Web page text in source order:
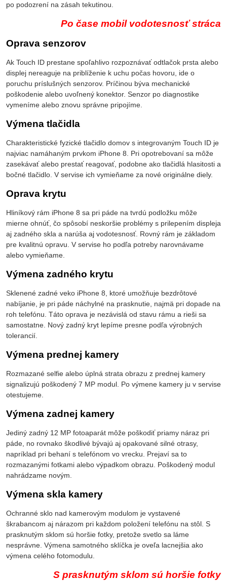
po podozrení na zásah tekutinou.
Po čase mobil vodotesnosť stráca
Oprava senzorov
Ak Touch ID prestane spoľahlivo rozpoznávať odtlačok prsta alebo
displej nereaguje na priblíženie k uchu počas hovoru, ide o
poruchu príslušných senzorov. Príčinou býva mechanické
poškodenie alebo uvoľnený konektor. Senzor po diagnostike
vymeníme alebo znovu správne pripojíme.
Výmena tlačidla
Charakteristické fyzické tlačidlo domov s integrovaným Touch ID je
najviac namáhaným prvkom iPhone 8. Pri opotrebovaní sa môže
zasekávať alebo prestať reagovať, podobne ako tlačidlá hlasitosti a
bočné tlačidlo. V servise ich vymieňame za nové originálne diely.
Oprava krytu
Hliníkový rám iPhone 8 sa pri páde na tvrdú podložku môže
mierne ohnúť, čo spôsobí neskoršie problémy s prilepením displeja
aj zadného skla a narúša aj vodotesnosť. Rovný rám je základom
pre kvalitnú opravu. V servise ho podľa potreby narovnávame
alebo vymieňame.
Výmena zadného krytu
Sklenené zadné veko iPhone 8, ktoré umožňuje bezdrôtové
nabíjanie, je pri páde náchylné na prasknutie, najmä pri dopade na
roh telefónu. Táto oprava je nezávislá od stavu rámu a rieši sa
samostatne. Nový zadný kryt lepíme presne podľa výrobných
tolerancií.
Výmena prednej kamery
Rozmazané selfie alebo úplná strata obrazu z prednej kamery
signalizujú poškodený 7 MP modul. Po výmene kamery ju v servise
otestujeme.
Výmena zadnej kamery
Jediný zadný 12 MP fotoaparát môže poškodiť priamy náraz pri
páde, no rovnako škodlivé bývajú aj opakované silné otrasy,
napríklad pri behaní s telefónom vo vrecku. Prejaví sa to
rozmazanými fotkami alebo výpadkom obrazu. Poškodený modul
nahrádzame novým.
Výmena skla kamery
Ochranné sklo nad kamerovým modulom je vystavené
škrabancom aj nárazom pri každom položení telefónu na stôl. S
prasknutým sklom sú horšie fotky, pretože svetlo sa láme
nesprávne. Výmena samotného sklíčka je oveľa lacnejšia ako
výmena celého fotomodulu.
S prasknutým sklom sú horšie fotky